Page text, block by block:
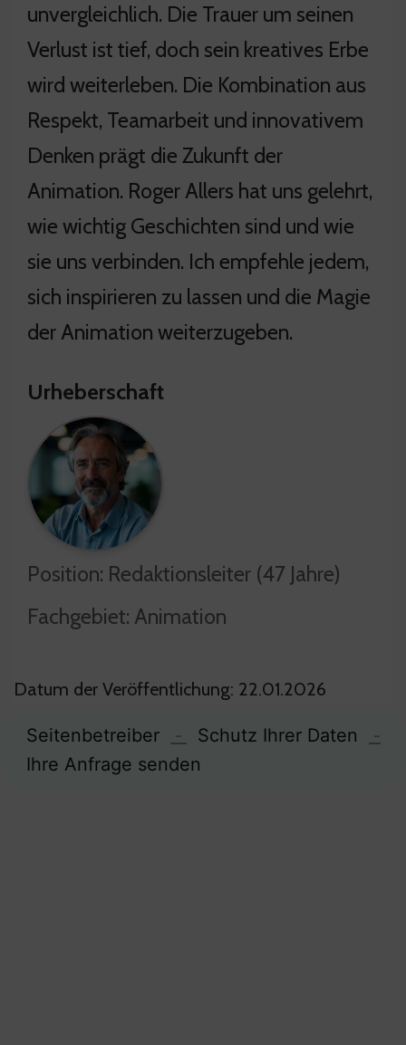
unvergleichlich. Die Trauer um seinen
Verlust ist tief, doch sein kreatives Erbe
wird weiterleben. Die Kombination aus
Respekt, Teamarbeit und innovativem
Denken prägt die Zukunft der
Animation. Roger Allers hat uns gelehrt,
wie wichtig Geschichten sind und wie
sie uns verbinden. Ich empfehle jedem,
sich inspirieren zu lassen und die Magie
der Animation weiterzugeben.
Urheberschaft
Position: Redaktionsleiter (47 Jahre)
Fachgebiet: Animation
Datum der Veröffentlichung: 22.01.2026
Seitenbetreiber - Schutz Ihrer Daten
-
Ihre Anfrage senden